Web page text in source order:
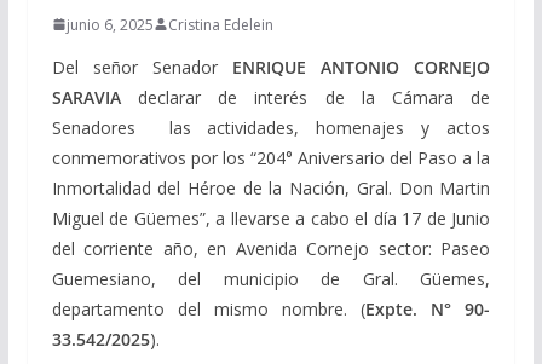
junio 6, 2025 Cristina Edelein
Del señor SenadorENRIQUE ANTONIO CORNEJO
SARAVIAdeclarar de interés de la Cámara de
Senadores las actividades, homenajes y actos
conmemorativos por los “204° Aniversario del Paso a la
Inmortalidad del Héroe de la Nación, Gral. Don Martin
Miguel de Güemes”, a llevarse a cabo el día 17 de Junio
del corriente año, en Avenida Cornejo sector: Paseo
Guemesiano, del municipio de Gral. Güemes,
departamento del mismo nombre. (Expte. N° 90-
33.542/2025).